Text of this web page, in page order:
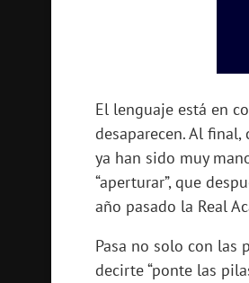
El lenguaje está en
desaparecen. Al
ya han sido muy
“aperturar”, que
año pasado la Real
Pasa no solo con las
decirte “ponte las